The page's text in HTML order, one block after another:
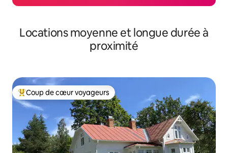
Locations moyenne et longue durée à
proximité
Coups de cœur voyageurs les plus appréciés
Coup de cœur voyageurs